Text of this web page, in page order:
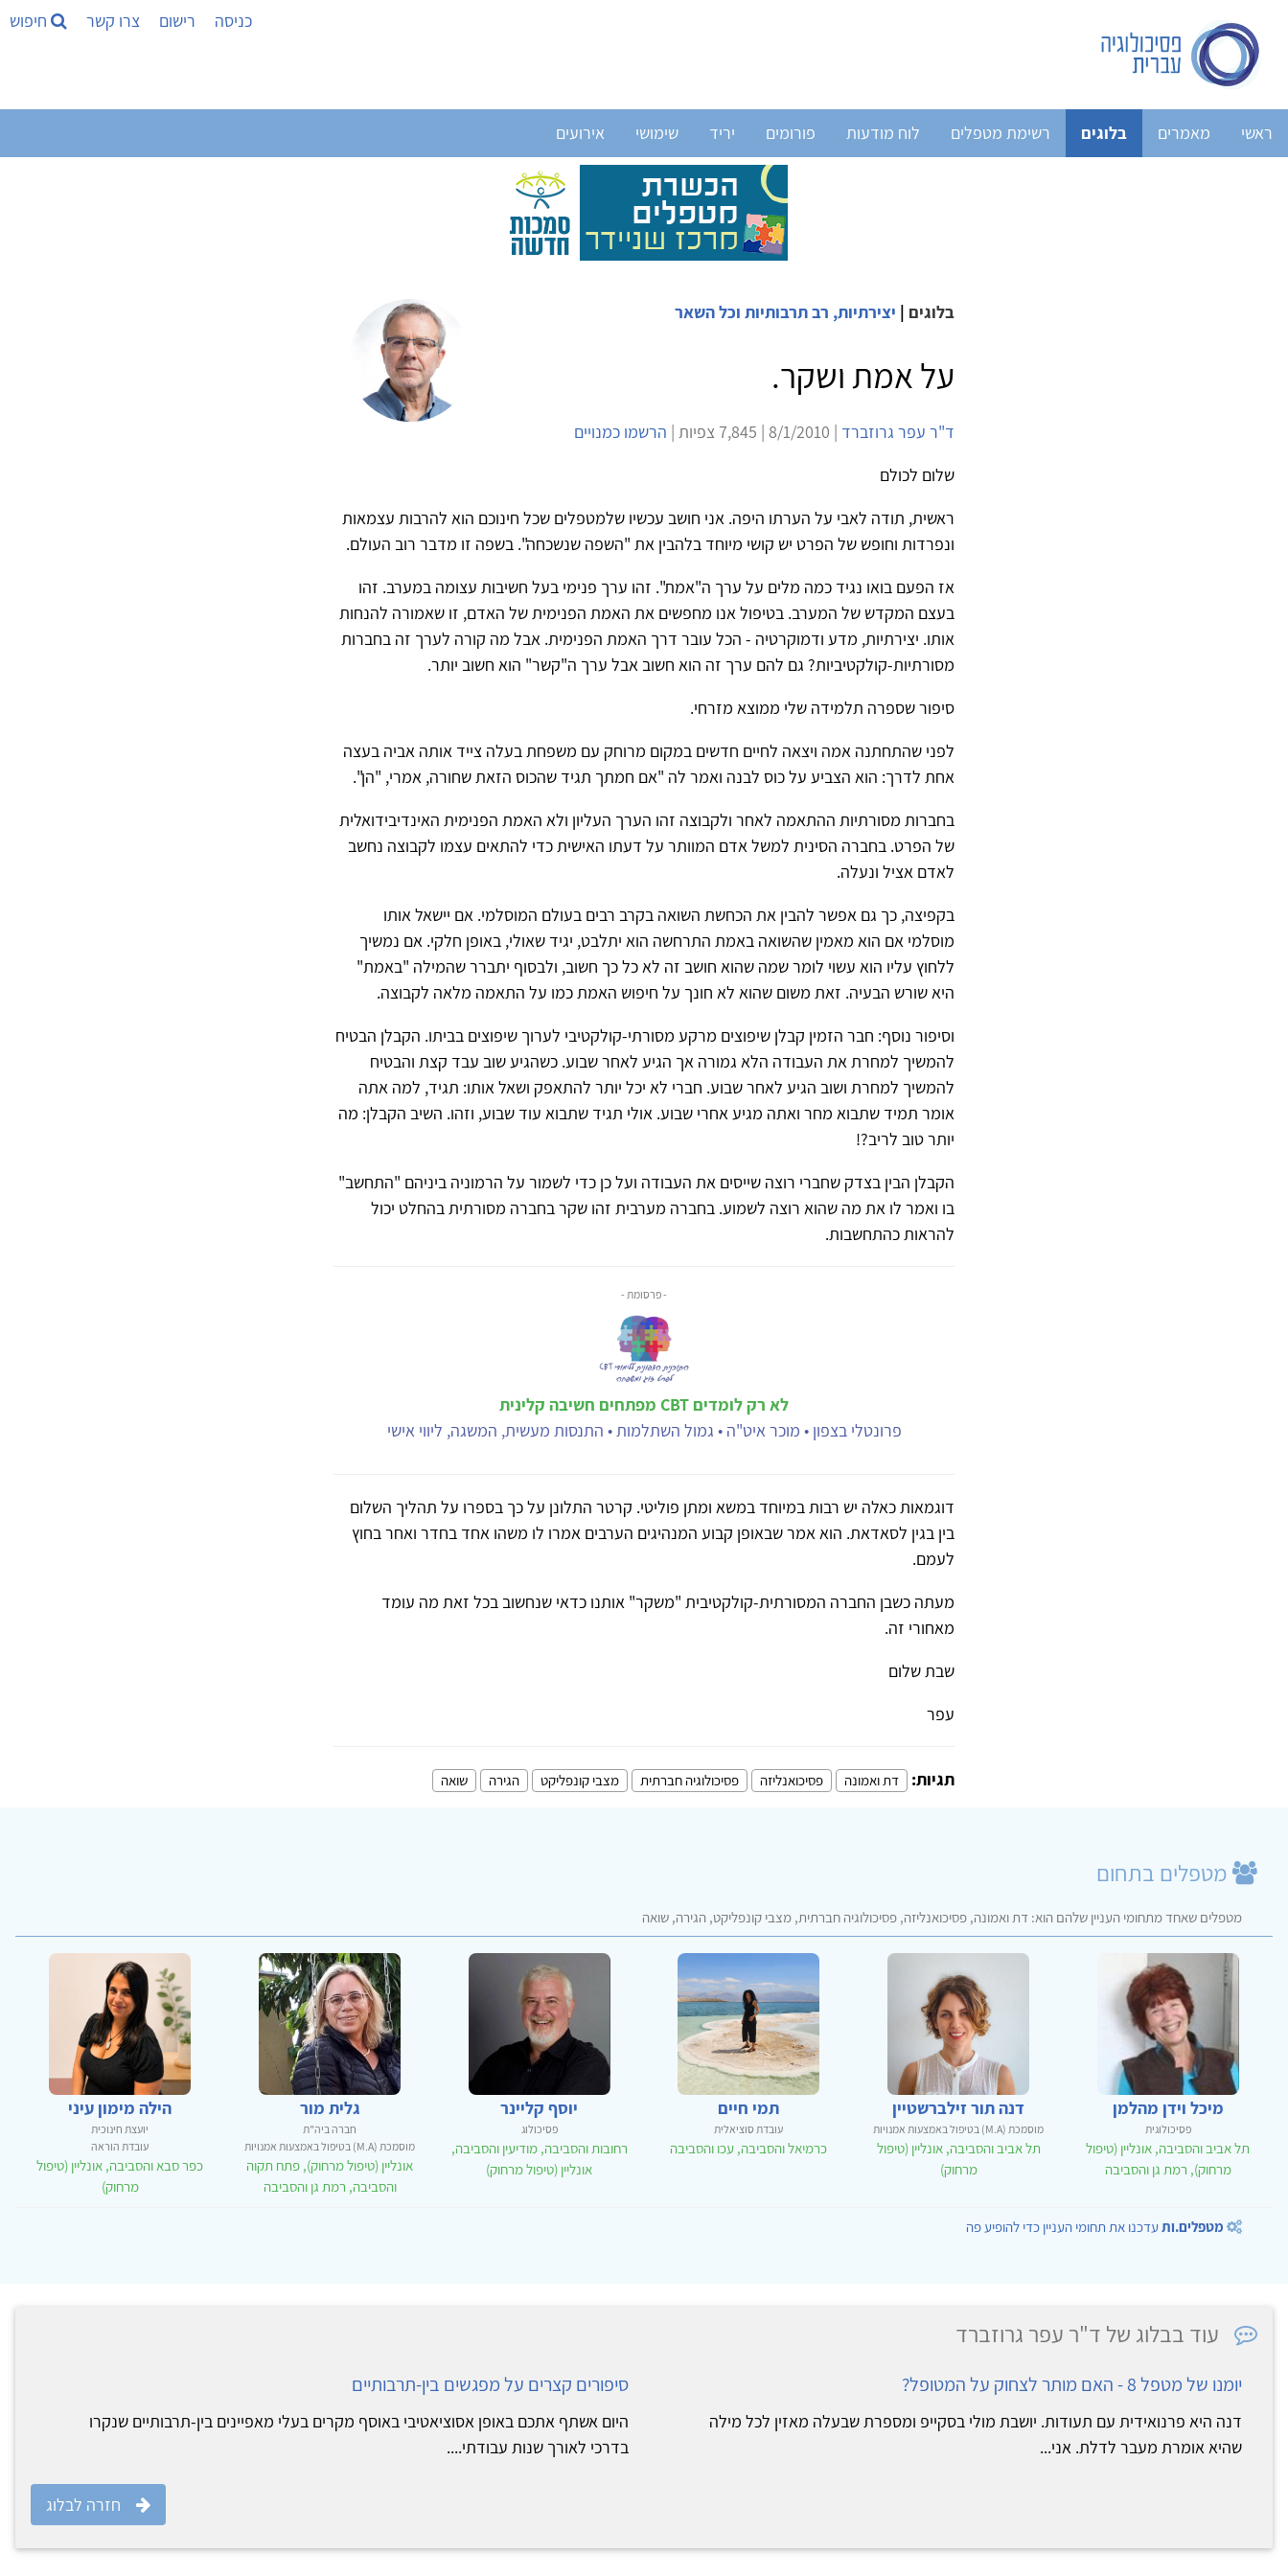
כניסה רישום צרו קשר חיפוש
ראשי מאמרים בלוגים רשימת מטפלים לוח מודעות פורומים יריד שימושי אירועים
בלוגים | יצירתיות, רב תרבותיות וכל השאר
על אמת ושקר.
ד"ר עפר גרוזברד | 8/1/2010 | 7,845 צפיות |
הרשמו כמנויים
שלום לכולם
ראשית, תודה לאבי על הערתו היפה. אני חושב עכשיו שלמטפלים שכל חינוכם הוא להרבות עצמאות
ונפרדות וחופש של הפרט יש קושי מיוחד בלהבין את "השפה שנשכחה". בשפה זו מדבר רוב העולם.
אז הפעם בואו נגיד כמה מלים על ערך ה"אמת". זהו ערך פנימי בעל חשיבות עצומה במערב. זהו
בעצם המקדש של המערב. בטיפול אנו מחפשים את האמת הפנימית של האדם, זו שאמורה להנחות
אותו. יצירתיות, מדע ודמוקרטיה - הכל עובר דרך האמת הפנימית. אבל מה קורה לערך זה בחברות
מסורתיות-קולקטיביות? גם להם ערך זה הוא חשוב אבל ערך ה"קשר" הוא חשוב יותר.
סיפור שספרה תלמידה שלי ממוצא מזרחי.
לפני שהתחתנה אמה ויצאה לחיים חדשים במקום מרוחק עם משפחת בעלה צייד אותה אביה בעצה
אחת לדרך: הוא הצביע על כוס לבנה ואמר לה "אם חמתך תגיד שהכוס הזאת שחורה, אמרי, "הן".
בחברות מסורתיות ההתאמה לאחר ולקבוצה זהו הערך העליון ולא האמת הפנימית האינדיבידואלית
של הפרט. בחברה הסינית למשל אדם המוותר על דעתו האישית כדי להתאים עצמו לקבוצה נחשב
לאדם אציל ונעלה.
בקפיצה, כך גם אפשר להבין את הכחשת השואה בקרב רבים בעולם המוסלמי. אם יישאל אותו
מוסלמי אם הוא מאמין שהשואה באמת התרחשה הוא יתלבט, יגיד שאולי, באופן חלקי. אם נמשיך
ללחוץ עליו הוא עשוי לומר שמה שהוא חושב זה לא כל כך חשוב, ולבסוף יתברר שהמילה "באמת"
היא שורש הבעיה. זאת משום שהוא לא חונך על חיפוש האמת כמו על התאמה מלאה לקבוצה.
וסיפור נוסף: חבר הזמין קבלן שיפוצים מרקע מסורתי-קולקטיבי לערוך שיפוצים בביתו. הקבלן הבטיח
להמשיך למחרת את העבודה הלא גמורה אך הגיע לאחר שבוע. כשהגיע שוב עבד קצת והבטיח
להמשיך למחרת ושוב הגיע לאחר שבוע. חברי לא יכל יותר להתאפק ושאל אותו: תגיד, למה אתה
אומר תמיד שתבוא מחר ואתה מגיע אחרי שבוע. אולי תגיד שתבוא עוד שבוע, וזהו. השיב הקבלן: מה
יותר טוב לריב?!
הקבלן הבין בצדק שחברי רוצה שייסים את העבודה ועל כן כדי לשמור על הרמוניה ביניהם "התחשב"
בו ואמר לו את מה שהוא רוצה לשמוע. בחברה מערבית זהו שקר בחברה מסורתית בהחלט יכול
להראות כהתחשבות.
- פרסומת -
לא רק לומדים CBT מפתחים חשיבה קלינית
פרונטלי בצפון • מוכר איט"ה • גמול השתלמות • התנסות מעשית, המשגה, ליווי אישי
דוגמאות כאלה יש רבות במיוחד במשא ומתן פוליטי. קרטר התלונן על כך בספרו על תהליך השלום
בין בגין לסאדאת. הוא אמר שבאופן קבוע המנהיגים הערבים אמרו לו משהו אחד בחדר ואחר בחוץ
לעמם.
מעתה כשבן החברה המסורתית-קולקטיבית "משקר" אותנו כדאי שנחשוב בכל זאת מה עומד
מאחורי זה.
שבת שלום
עפר
תגיות: דת ואמונה פסיכואנליזה פסיכולוגיה חברתית מצבי קונפליקט הגירה שואה
מטפלים בתחום
מטפלים שאחד מתחומי העניין שלהם הוא: דת ואמונה, פסיכואנליזה, פסיכולוגיה חברתית, מצבי קונפליקט, הגירה, שואה
מיכל וידן מהלמן
פסיכולוגית
תל אביב והסביבה, אונליין (טיפול
מרחוק), רמת גן והסביבה
דנה תור זילברשטיין
מוסמכת (M.A) בטיפול באמצעות אמנויות
תל אביב והסביבה, אונליין (טיפול
מרחוק)
תמי חיים
עובדת סוציאלית
כרמיאל והסביבה, עכו והסביבה
יוסף קליינר
פסיכולוג
רחובות והסביבה, מודיעין והסביבה,
אונליין (טיפול מרחוק)
גלית מור
חברה ביה"ת
מוסמכת (M.A) בטיפול באמצעות אמנויות
אונליין (טיפול מרחוק), פתח תקוה
והסביבה, רמת גן והסביבה
הילה מימון עיני
יועצת חינוכית
עובדת הוראה
כפר סבא והסביבה, אונליין (טיפול
מרחוק)
מטפלים.ותעדכנו את תחומי העניין כדי להופיע פה
עוד בבלוג של ד"ר עפר גרוזברד
יומנו של מטפל 8 - האם מותר לצחוק על המטופל?
דנה היא פרנואידית עם תעודות. יושבת מולי בסקייפ ומספרת שבעלה מאזין לכל מילה
שהיא אומרת מעבר לדלת. אני...
סיפורים קצרים על מפגשים בין-תרבותיים
היום אשתף אתכם באופן אסוציאטיבי באוסף מקרים בעלי מאפיינים בין-תרבותיים שנקרו
בדרכי לאורך שנות עבודתי....
חזרה לבלוג